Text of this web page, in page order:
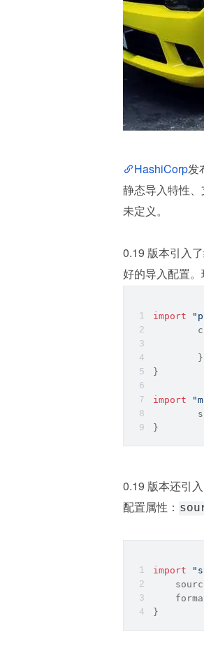
HashiCorp发
静态导入特性
未定义。
0.19 版本引入
好的导入配置。
import
	}
}
import
}
0.19 版本还引
配置属性：
import
}